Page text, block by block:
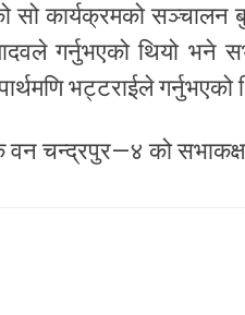
कार्यक्रमको सञ्चालन
गर्नुभएको थियो भने
भट्टराईले गर्नुभएको
चन्द्रपुर—४ को